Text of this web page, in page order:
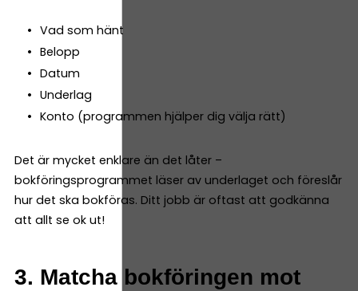
Vad som hänt
Belopp
Datum
Underlag
Konto (programmen hjälper dig välja rätt)
Det är mycket enklare än det låter –
bokföringsprogrammet läser av underlaget och föreslår
hur det ska bokföras. Ditt jobb är oftast att godkänna
att allt se ok ut!
3. Matcha bokföringen mot